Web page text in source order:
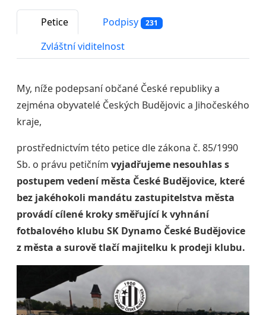
Petice Podpisy 231
Zvláštní viditelnost
My, níže podepsaní občané České republiky a
zejména obyvatelé Českých Budějovic a Jihočeského
kraje,
prostřednictvím této petice dle zákona č. 85/1990
Sb. o právu petičním vyjadřujeme nesouhlas s
postupem vedení města České Budějovice, které
bez jakéhokoli mandátu zastupitelstva města
provádí cílené kroky směřující k vyhnání
fotbalového klubu SK Dynamo České Budějovice
z města a surově tlačí majitelku k prodeji klubu.